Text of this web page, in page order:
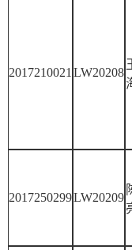
2017210021 LW20208
2017250299LW20209